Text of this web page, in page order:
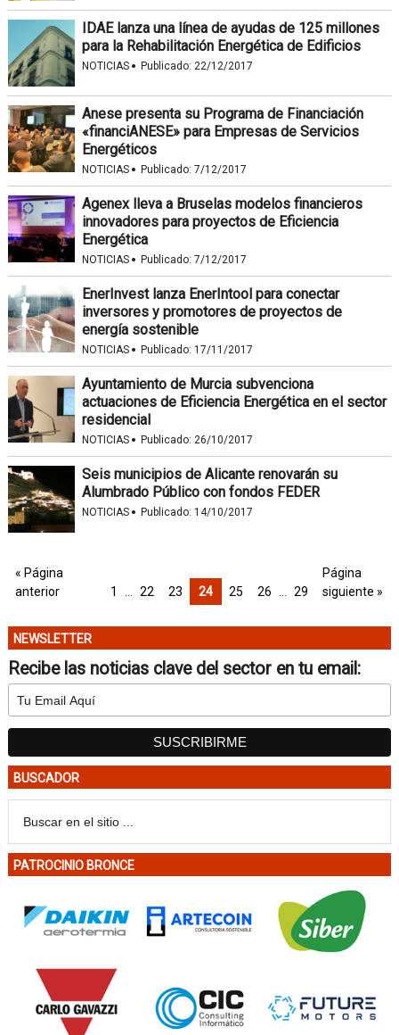
IDAE lanza una línea de ayudas de 125 millones
para la Rehabilitación Energética de Edificios
NOTICIAS · Publicado: 22/12/2017
Anese presenta su Programa de Financiación
«financiANESE» para Empresas de Servicios
Energéticos
NOTICIAS · Publicado: 7/12/2017
Agenex lleva a Bruselas modelos financieros
innovadores para proyectos de Eficiencia
Energética
NOTICIAS · Publicado: 7/12/2017
EnerInvest lanza EnerIntool para conectar
inversores y promotores de proyectos de
energía sostenible
NOTICIAS · Publicado: 17/11/2017
Ayuntamiento de Murcia subvenciona
actuaciones de Eficiencia Energética en el sector
residencial
NOTICIAS · Publicado: 26/10/2017
Seis municipios de Alicante renovarán su
Alumbrado Público con fondos FEDER
NOTICIAS · Publicado: 14/10/2017
« Página
anterior
1 22 23 24 25 26 29
Página
siguiente »
NEWSLETTER
Recibe las noticias clave del sector en tu email:
BUSCADOR
PATROCINIO BRONCE